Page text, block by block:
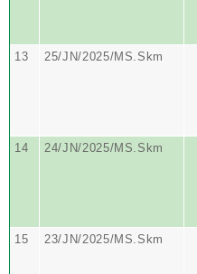
13
25/JN/2025/MS.Skm
14
24/JN/2025/MS.Skm
15
23/JN/2025/MS.Skm